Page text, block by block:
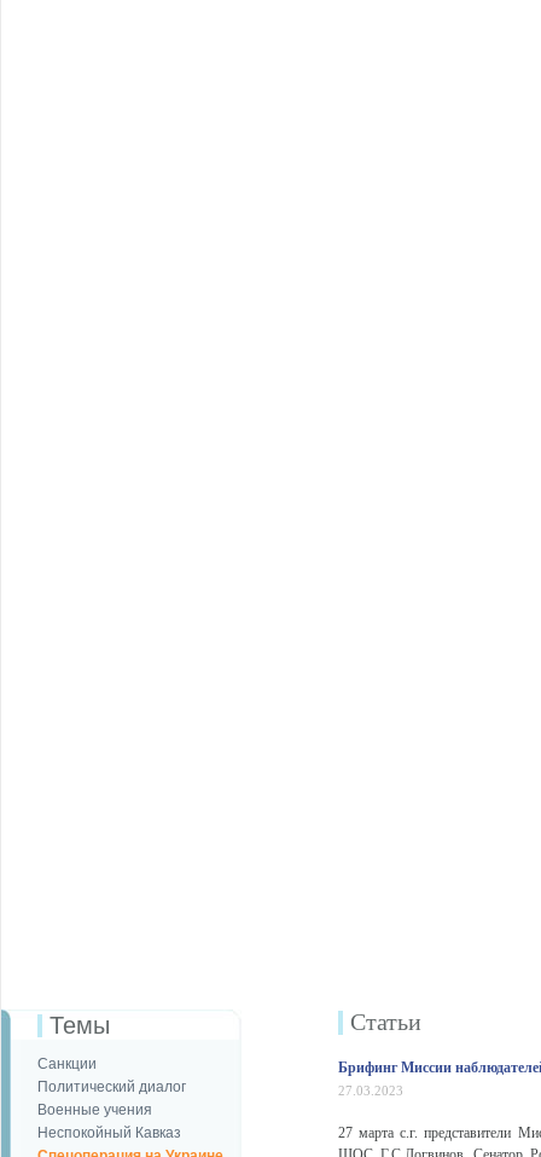
Темы
Санкции
Политический диалог
Военные учения
Неспокойный Кавказ
Статьи
Брифинг Миссии
27.03.2023
27 марта с.г. представители